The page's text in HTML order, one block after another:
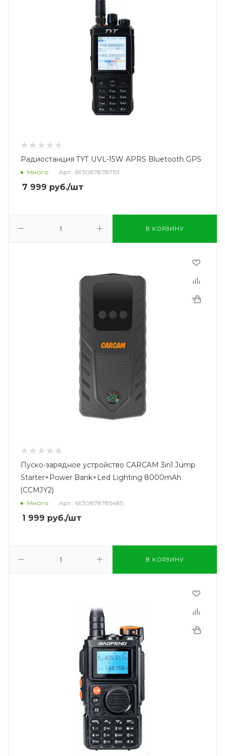
Радиостанция TYT UVL-15W APRS Bluetooth GPS
Много Арт.: 6930878787151
7 999 руб./шт
В КОРЗИНУ
Пуско-зарядное устройство CARCAM 3in1 Jump
Starter+Power Bank+Led Lighting 8000mAh
(CCMJY2)
Много Арт.: 6930878785485
1 999 руб./шт
В КОРЗИНУ